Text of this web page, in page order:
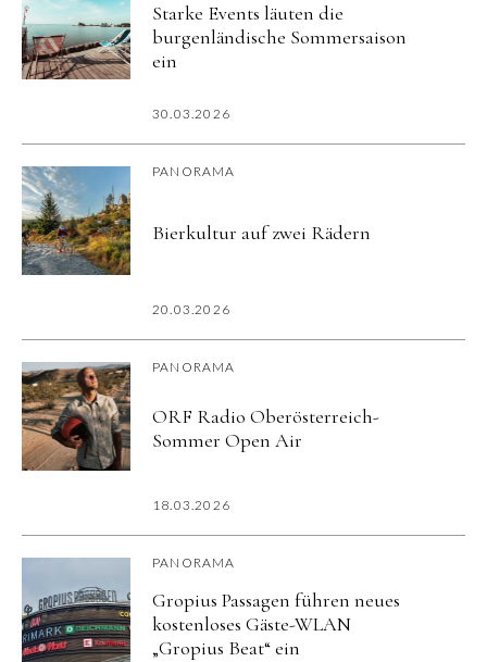
Starke Events läuten die
burgenländische Sommersaison
ein
30.03.2026
PANORAMA
Bierkultur auf zwei Rädern
20.03.2026
PANORAMA
ORF Radio Oberösterreich-
Sommer Open Air
18.03.2026
PANORAMA
Gropius Passagen führen neues
kostenloses Gäste-WLAN
„Gropius Beat“ ein